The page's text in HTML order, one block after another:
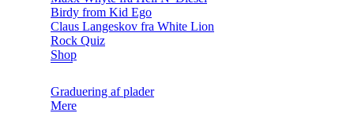
Birdy from Kid Ego
Claus Langeskov fra White Lion
Rock Quiz
Shop
Graduering af plader
Mere